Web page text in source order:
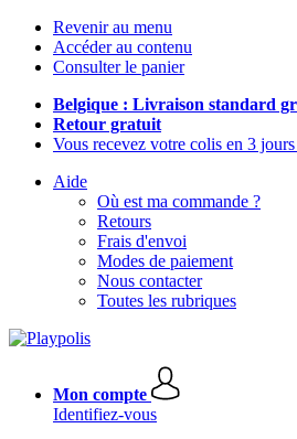
Revenir au menu
Accéder au contenu
Consulter le panier
Belgique : Livraison standard
Retour gratuit
Vous recevez votre colis en 3
Aide
Où est ma commande ?
Retours
Frais d'envoi
Modes de paiement
Nous contacter
Toutes les rubriques
Mon compte
Identifiez-vous